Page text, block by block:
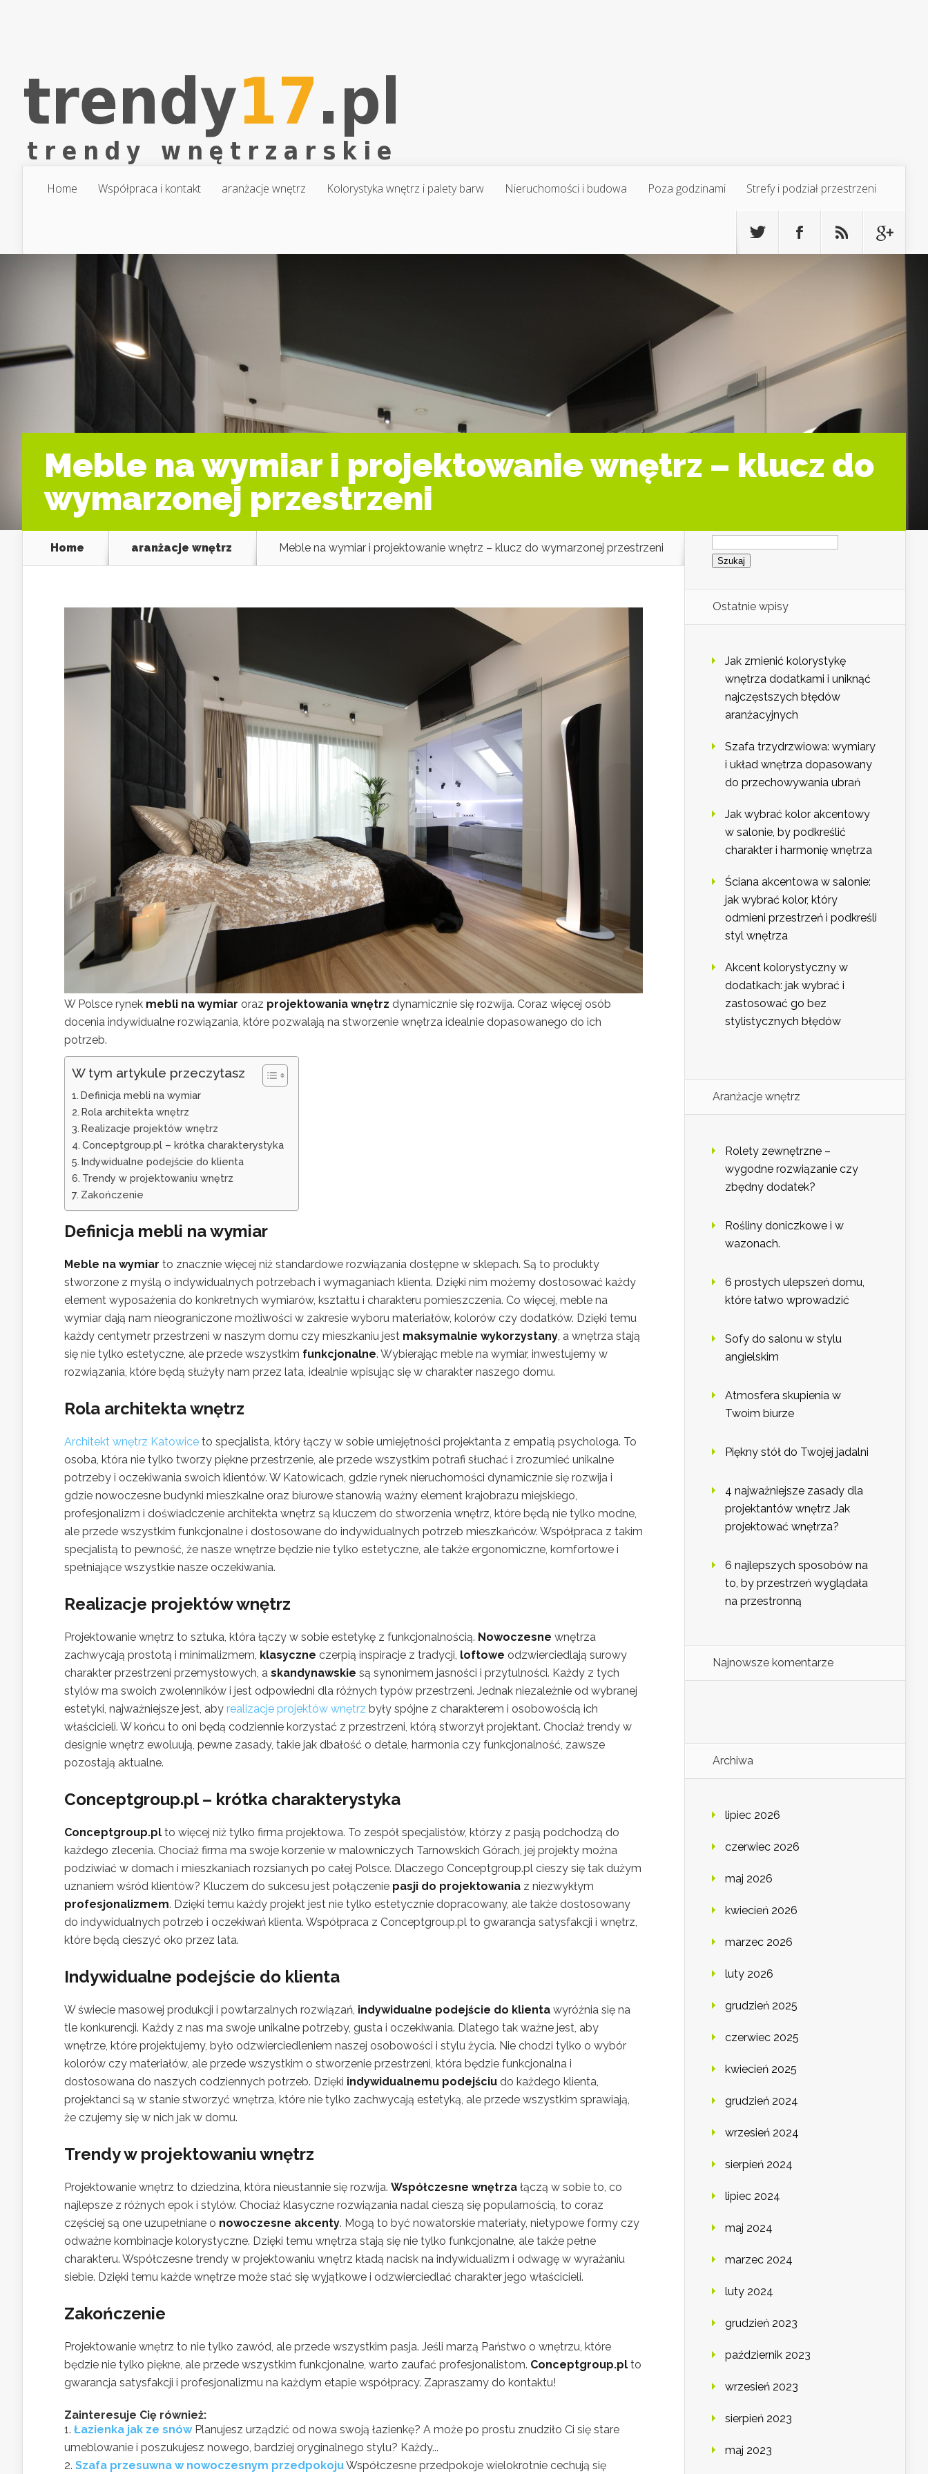
Home Współpraca i kontakt aranżacje wnętrz Kolorystyka wnętrz i palety barw Nieruchomości i budowa Poza godzinami Strefy i podział przestrzeni
Meble na wymiar i projektowanie wnętrz – klucz do
wymarzonej przestrzeni
Home aranżacje wnętrz Meble na wymiar i projektowanie wnętrz – klucz do wymarzonej przestrzeni
W Polsce rynek mebli na wymiar oraz projektowania wnętrz dynamicznie się rozwija. Coraz więcej osób
docenia indywidualne rozwiązania, które pozwalają na stworzenie wnętrza idealnie dopasowanego do ich
potrzeb.
W tym artykule przeczytasz
Definicja mebli na wymiar
Rola architekta wnętrz
Realizacje projektów wnętrz
Conceptgroup.pl – krótka charakterystyka
Indywidualne podejście do klienta
Trendy w projektowaniu wnętrz
Zakończenie
Definicja mebli na wymiar
Meble na wymiar to znacznie więcej niż standardowe rozwiązania dostępne w sklepach. Są to produkty
stworzone z myślą o indywidualnych potrzebach i wymaganiach klienta. Dzięki nim możemy dostosować każdy
element wyposażenia do konkretnych wymiarów, kształtu i charakteru pomieszczenia. Co więcej, meble na
wymiar dają nam nieograniczone możliwości w zakresie wyboru materiałów, kolorów czy dodatków. Dzięki temu
każdy centymetr przestrzeni w naszym domu czy mieszkaniu jest maksymalnie wykorzystany , a wnętrza stają
się nie tylko estetyczne, ale przede wszystkim funkcjonalne. Wybierając meble na wymiar, inwestujemy w
rozwiązania, które będą służyły nam przez lata, idealnie wpisując się w charakter naszego domu.
Rola architekta wnętrz
Architekt wnętrz Katowice to specjalista, który łączy w sobie umiejętności projektanta z empatią psychologa. To
osoba, która nie tylko tworzy piękne przestrzenie, ale przede wszystkim potrafi słuchać i zrozumieć unikalne
potrzeby i oczekiwania swoich klientów. W Katowicach, gdzie rynek nieruchomości dynamicznie się rozwija i
gdzie nowoczesne budynki mieszkalne oraz biurowe stanowią ważny element krajobrazu miejskiego,
profesjonalizm i doświadczenie architekta wnętrz są kluczem do stworzenia wnętrz, które będą nie tylko modne,
ale przede wszystkim funkcjonalne i dostosowane do indywidualnych potrzeb mieszkańców. Współpraca z takim
specjalistą to pewność, że nasze wnętrze będzie nie tylko estetyczne, ale także ergonomiczne, komfortowe i
spełniające wszystkie nasze oczekiwania.
Realizacje projektów wnętrz
Projektowanie wnętrz to sztuka, która łączy w sobie estetykę z funkcjonalnością. Nowoczesne wnętrza
zachwycają prostotą i minimalizmem, klasyczne czerpią inspiracje z tradycji, loftowe odzwierciedlają surowy
charakter przestrzeni przemysłowych, a skandynawskie są synonimem jasności i przytulności. Każdy z tych
stylów ma swoich zwolenników i jest odpowiedni dla różnych typów przestrzeni. Jednak niezależnie od wybranej
estetyki, najważniejsze jest, aby realizacje projektów wnętrz były spójne z charakterem i osobowością ich
właścicieli. W końcu to oni będą codziennie korzystać z przestrzeni, którą stworzył projektant. Chociaż trendy w
designie wnętrz ewoluują, pewne zasady, takie jak dbałość o detale, harmonia czy funkcjonalność, zawsze
pozostają aktualne.
Conceptgroup.pl – krótka charakterystyka
Conceptgroup.pl to więcej niż tylko firma projektowa. To zespół specjalistów, którzy z pasją podchodzą do
każdego zlecenia. Chociaż firma ma swoje korzenie w malowniczych Tarnowskich Górach, jej projekty można
podziwiać w domach i mieszkaniach rozsianych po całej Polsce. Dlaczego Conceptgroup.pl cieszy się tak dużym
uznaniem wśród klientów? Kluczem do sukcesu jest połączenie pasji do projektowania z niezwykłym
profesjonalizmem. Dzięki temu każdy projekt jest nie tylko estetycznie dopracowany, ale także dostosowany
do indywidualnych potrzeb i oczekiwań klienta. Współpraca z Conceptgroup.pl to gwarancja satysfakcji i wnętrz,
które będą cieszyć oko przez lata.
Indywidualne podejście do klienta
W świecie masowej produkcji i powtarzalnych rozwiązań, indywidualne podejście do klienta wyróżnia się na
tle konkurencji. Każdy z nas ma swoje unikalne potrzeby, gusta i oczekiwania. Dlatego tak ważne jest, aby
wnętrze, które projektujemy, było odzwierciedleniem naszej osobowości i stylu życia. Nie chodzi tylko o wybór
kolorów czy materiałów, ale przede wszystkim o stworzenie przestrzeni, która będzie funkcjonalna i
dostosowana do naszych codziennych potrzeb. Dzięki indywidualnemu podejściu do każdego klienta,
projektanci są w stanie stworzyć wnętrza, które nie tylko zachwycają estetyką, ale przede wszystkim sprawiają,
że czujemy się w nich jak w domu.
Trendy w projektowaniu wnętrz
Projektowanie wnętrz to dziedzina, która nieustannie się rozwija. Współczesne wnętrza łączą w sobie to, co
najlepsze z różnych epok i stylów. Chociaż klasyczne rozwiązania nadal cieszą się popularnością, to coraz
częściej są one uzupełniane o nowoczesne akcenty. Mogą to być nowatorskie materiały, nietypowe formy czy
odważne kombinacje kolorystyczne. Dzięki temu wnętrza stają się nie tylko funkcjonalne, ale także pełne
charakteru. Współczesne trendy w projektowaniu wnętrz kładą nacisk na indywidualizm i odwagę w wyrażaniu
siebie. Dzięki temu każde wnętrze może stać się wyjątkowe i odzwierciedlać charakter jego właścicieli.
Zakończenie
Projektowanie wnętrz to nie tylko zawód, ale przede wszystkim pasja. Jeśli marzą Państwo o wnętrzu, które
będzie nie tylko piękne, ale przede wszystkim funkcjonalne, warto zaufać profesjonalistom. Conceptgroup.pl to
gwarancja satysfakcji i profesjonalizmu na każdym etapie współpracy. Zapraszamy do kontaktu!
Zainteresuje Cię również:
Łazienka jak ze snów Planujesz urządzić od nowa swoją łazienkę? A może po prostu znudziło Ci się stare
umeblowanie i poszukujesz nowego, bardziej oryginalnego stylu? Każdy...
Szafa przesuwna w nowoczesnym przedpokojuWspółczesne przedpokoje wielokrotnie cechują się
Szukaj:
Ostatnie wpisy
Jak zmienić kolorystykę
wnętrza dodatkami i uniknąć
najczęstszych błędów
aranżacyjnych
Szafa trzydrzwiowa: wymiary
i układ wnętrza dopasowany
do przechowywania ubrań
Jak wybrać kolor akcentowy
w salonie, by podkreślić
charakter i harmonię wnętrza
Ściana akcentowa w salonie:
jak wybrać kolor, który
odmieni przestrzeń i podkreśli
styl wnętrza
Akcent kolorystyczny w
dodatkach: jak wybrać i
zastosować go bez
stylistycznych błędów
Aranżacje wnętrz
Rolety zewnętrzne –
wygodne rozwiązanie czy
zbędny dodatek?
Rośliny doniczkowe i w
wazonach.
6 prostych ulepszeń domu,
które łatwo wprowadzić
Sofy do salonu w stylu
angielskim
Atmosfera skupienia w
Twoim biurze
Piękny stół do Twojej jadalni
4 najważniejsze zasady dla
projektantów wnętrz Jak
projektować wnętrza?
6 najlepszych sposobów na
to, by przestrzeń wyglądała
na przestronną
Najnowsze komentarze
Archiwa
lipiec 2026
czerwiec 2026
maj 2026
kwiecień 2026
marzec 2026
luty 2026
grudzień 2025
czerwiec 2025
kwiecień 2025
grudzień 2024
wrzesień 2024
sierpień 2024
lipiec 2024
maj 2024
marzec 2024
luty 2024
grudzień 2023
październik 2023
wrzesień 2023
sierpień 2023
maj 2023